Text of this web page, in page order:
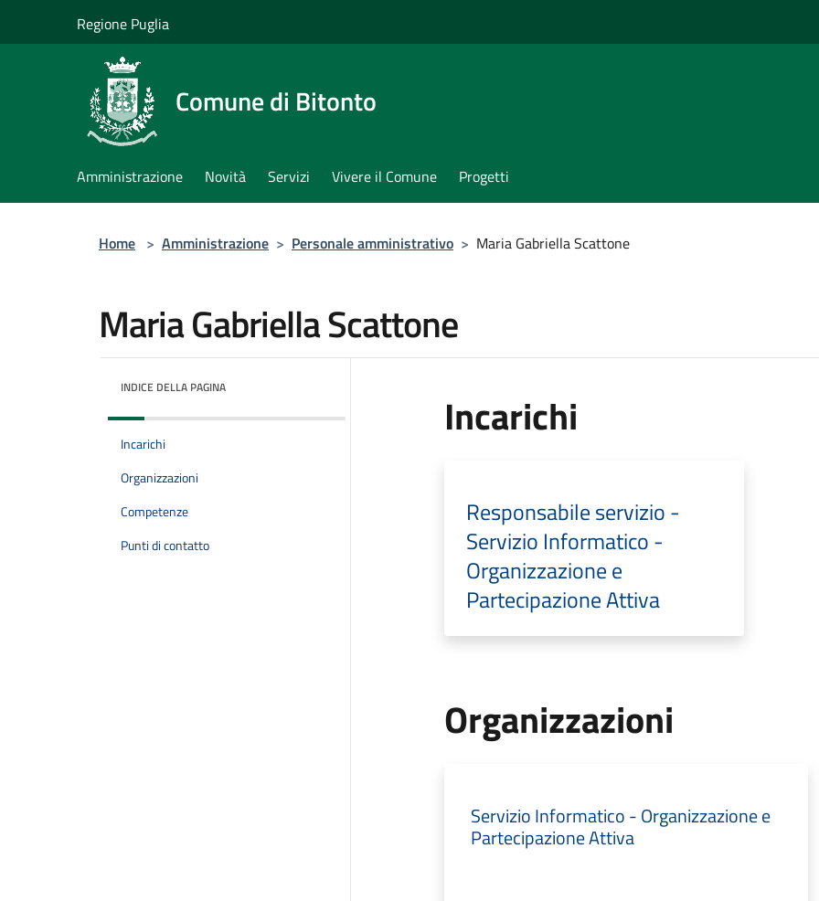
Regione Puglia
Comune di Bitonto
Amministrazione Novità Servizi Vivere il Comune Progetti
Home > Amministrazione > Personale amministrativo > Maria Gabriella Scattone
Maria Gabriella Scattone
INDICE DELLA PAGINA
Incarichi
Organizzazioni
Competenze
Punti di contatto
Incarichi
Responsabile servizio -
Servizio Informatico -
Organizzazione e
Partecipazione Attiva
Organizzazioni
Servizio Informatico - Organizzazione e
Partecipazione Attiva